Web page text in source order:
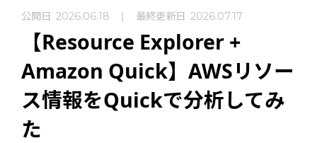
公開日 2026.06.18 最終更新日 2026.07.17
【Resource Explorer +
Amazon Quick】AWSリソー
ス情報をQuickで分析してみ
た